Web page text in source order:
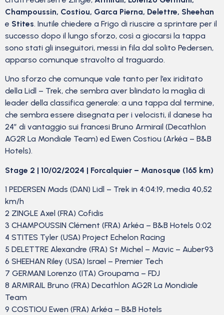
Champoussin, Costiou, Garca Pierna, Delettre, Sheehan
e Stites. Inutile chiedere a Frigo di riuscire a sprintare per il
successo dopo il lungo sforzo, così a giocarsi la tappa
sono stati gli inseguitori, messi in fila dal solito Pedersen,
apparso comunque stravolto al traguardo.
Uno sforzo che comunque vale tanto per l’ex iriditato
della Lidl – Trek, che sembra aver blindato la maglia di
leader della classifica generale: a una tappa dal termine,
che sembra essere disegnata per i velocisti, il danese ha
24″ di vantaggio sui francesi Bruno Armirail (Decathlon
AG2R La Mondiale Team) ed Ewen Costiou (Arkéa – B&B
Hotels).
Stage 2 | 10/02/2024 | Forcalquier – Manosque (165 km)
1 PEDERSEN Mads (DAN) Lidl – Trek in 4:04:19, media 40,52
km/h
2 ZINGLE Axel (FRA) Cofidis
3 CHAMPOUSSIN Clément (FRA) Arkéa – B&B Hotels 0:02
4 STITES Tyler (USA) Project Echelon Racing
5 DELETTRE Alexandre (FRA) St Michel – Mavic – Auber93
6 SHEEHAN Riley (USA) Israel – Premier Tech
7 GERMANI Lorenzo (ITA) Groupama – FDJ
8 ARMIRAIL Bruno (FRA) Decathlon AG2R La Mondiale
Team
9 COSTIOU Ewen (FRA) Arkéa – B&B Hotels